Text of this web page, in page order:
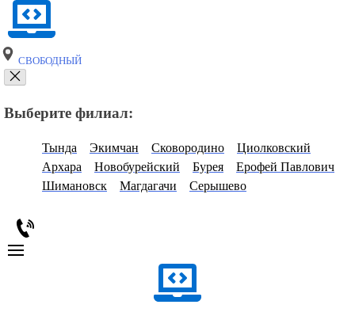
СВОБОДНЫЙ
Выберите филиал:
Тында Экимчан Сковородино
Циолковский
Архара
Новобурейский Бурея
Ерофей Павлович
Шимановск
Магдагачи Серышево